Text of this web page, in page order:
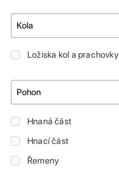
Kola
Ložiska kol a prachovky
Pohon
Hnaná část
Hnací část
Řemeny